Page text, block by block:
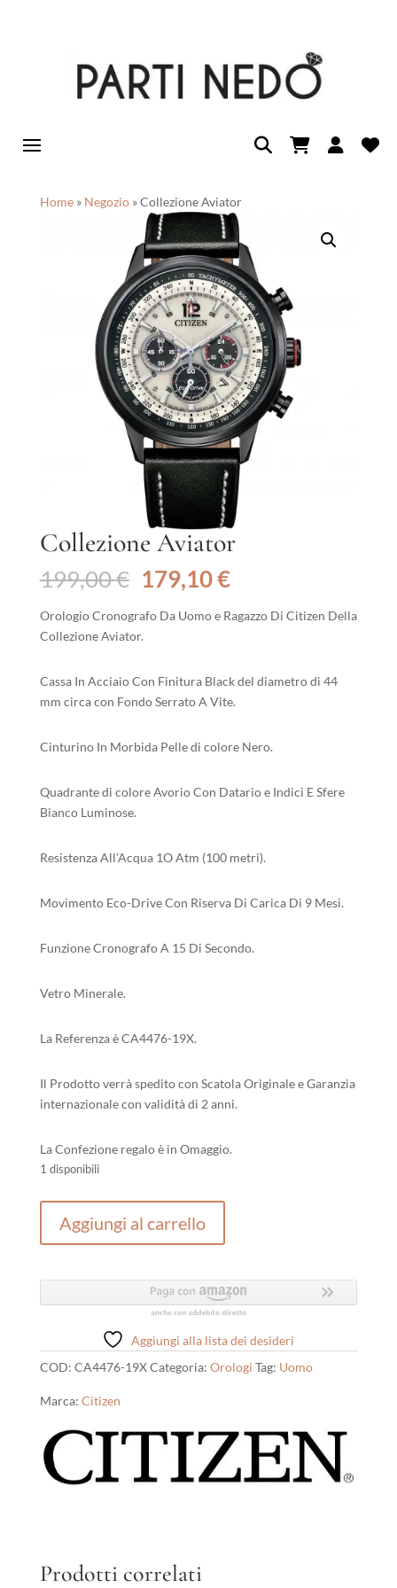
Home» Negozio»Collezione Aviator
Collezione Aviator
199,00€ Il
prezzo
originale
era:
179,10€Il
attuale
Orologio Cronografo Da Uomo e Ragazzo Di Citizen Della
Collezione Aviator.
Cassa In Acciaio Con Finitura Black del diametro di 44
mm circa con Fondo Serrato A Vite.
Cinturino In Morbida Pelle di colore Nero.
Quadrante di colore Avorio Con Datario e Indici E Sfere
Bianco Luminose.
Resistenza All’Acqua 1O Atm (100 metri).
Movimento Eco-Drive Con Riserva Di Carica Di 9 Mesi.
Funzione Cronografo A 15 Di Secondo.
Vetro Minerale.
La Referenza è CA4476-19X.
Il Prodotto verrà spedito con Scatola Originale e Garanzia
internazionale con validità di 2 anni.
La Confezione regalo è in Omaggio.
1 disponibili
Aviator
Aggiungi al carrello
Aggiungi alla lista dei desideri
COD: CA4476-19XCategoria: Orologi Tag: Uomo
Marca: Citizen
Prodotti correlati